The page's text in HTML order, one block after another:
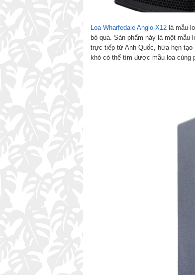
Loa Wharfedale Anglo-X12 là mẫu
bỏ qua. Sản phẩm này là một
trực tiếp từ Anh Quốc, hứa hẹn
khó có thể tìm được mẫu loa cùng